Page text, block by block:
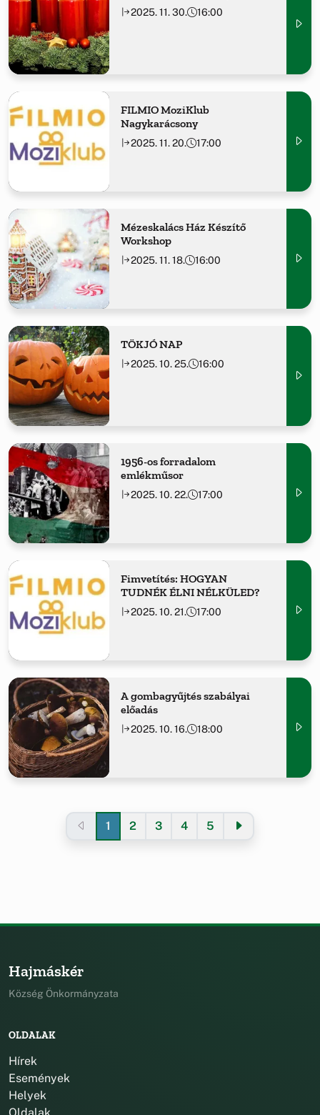
2025. 11. 30. 16:00
FILMIO MoziKlub
Nagykarácsony
2025. 11. 20. 17:00
Mézeskalács Ház Készítő
Workshop
2025. 11. 18. 16:00
TÖKJÓ NAP
2025. 10. 25. 16:00
1956-os forradalom
emlékműsor
2025. 10. 22. 17:00
Fimvetítés: HOGYAN
TUDNÉK ÉLNI NÉLKÜLED?
2025. 10. 21. 17:00
A gombagyűjtés szabályai
előadás
2025. 10. 16. 18:00
1 2 3 4 5
Hajmáskér
Község Önkormányzata
OLDALAK
Hírek
Események
Helyek